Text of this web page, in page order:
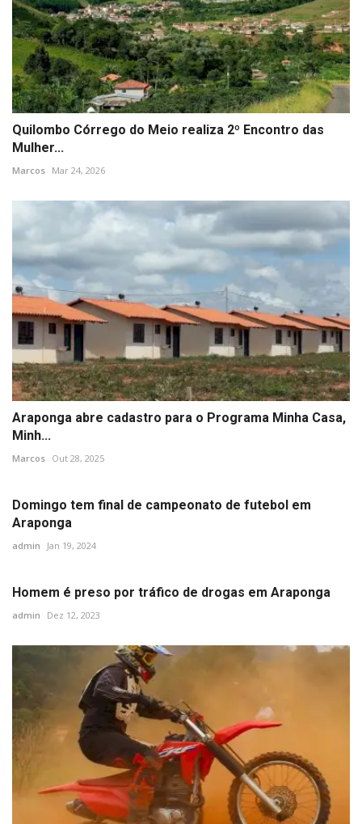
Quilombo Córrego do Meio realiza 2º Encontro das
Mulher...
Marcos Mar 24, 2026
Araponga abre cadastro para o Programa Minha Casa,
Minh...
Marcos Out 28, 2025
Domingo tem final de campeonato de futebol em
Araponga
admin Jan 19, 2024
Homem é preso por tráfico de drogas em Araponga
admin Dez 12, 2023